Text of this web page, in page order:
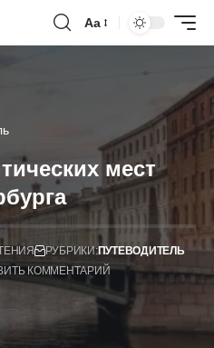
Аа
мест
РУБРИКИ:ПУТЕВОДИТЕЛЬ
КОММЕНТАРИЙ